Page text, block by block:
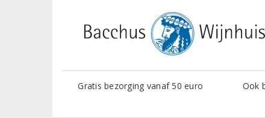
Gratis bezorging vanaf 50 euro Ook